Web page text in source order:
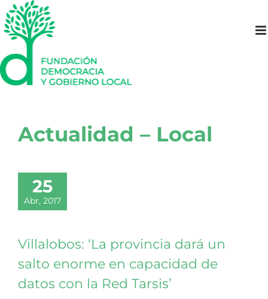
Saltar
al
contenido
Actualidad – Local
25
Abr, 2017
Villalobos: ‘La provincia dará un
salto enorme en capacidad de
datos con la Red Tarsis’